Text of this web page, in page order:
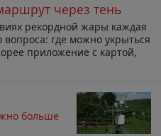
через тень
рекордной жары каждая
вопроса: где можно укрыться
приложение с картой,
больше